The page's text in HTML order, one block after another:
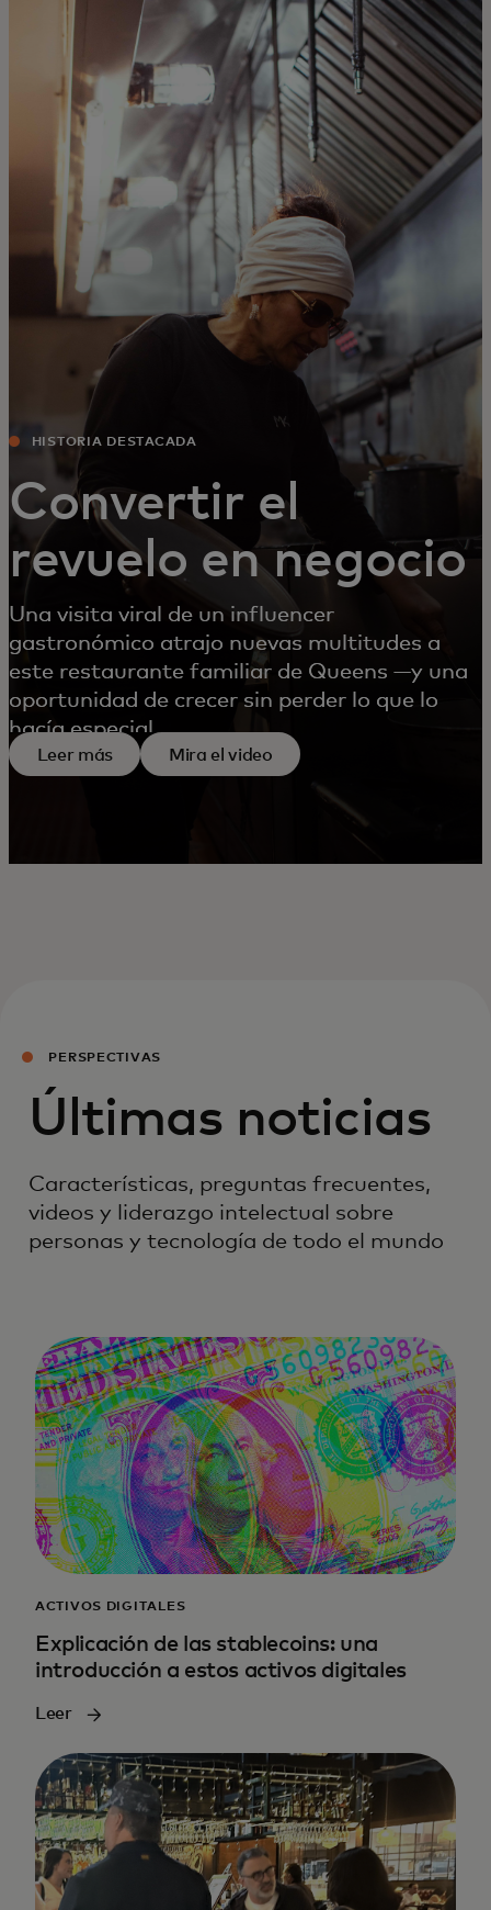
Para ti
Para empresas
Para el mundo
Para innovadores
Noticias y tendencias
HISTORIA DESTACADA
Convertir el
revuelo en negocio
Una visita viral de un influencer
gastronómico atrajo nuevas multitudes a
este restaurante familiar de Queens —y una
oportunidad de crecer sin perder lo que lo
hacía especial.
Leer más Mira el video
PERSPECTIVAS
Últimas noticias
Características, preguntas frecuentes,
videos y liderazgo intelectual sobre
personas y tecnología de todo el mundo
ACTIVOS DIGITALES
Explicación de las stablecoins: una
introducción a estos activos digitales
Leer